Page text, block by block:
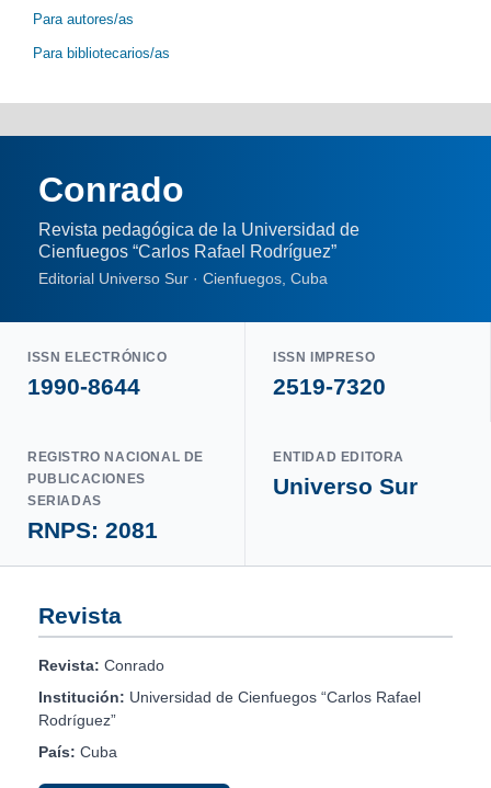
Para autores/as
Para bibliotecarios/as
Conrado
Revista pedagógica de la Universidad de
Cienfuegos “Carlos Rafael Rodríguez”
Editorial Universo Sur · Cienfuegos, Cuba
ISSN ELECTRÓNICO
1990-8644
ISSN IMPRESO
2519-7320
REGISTRO NACIONAL DE
PUBLICACIONES
SERIADAS
RNPS: 2081
ENTIDAD EDITORA
Universo Sur
Revista
Revista: Conrado
Institución: Universidad de Cienfuegos “Carlos Rafael
Rodríguez”
País: Cuba